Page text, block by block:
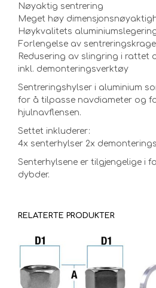
Nøyaktig sentrering
Meget høy
Høykvalitets
Forlengelse av
Redusering av slingring i rattet
inkl. demonteringsverktøy
Sentreringshylser i aluminium
for å tilpasse navdiameter og
hjulnavflensen.
Settet inkluderer:
4x senterhylser 2x
Senterhylsene er tilgjengelige i
dybder.
RELATERTE PRODUKTER